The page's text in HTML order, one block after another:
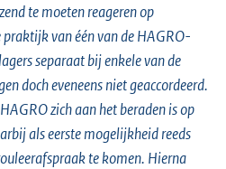
te moeten reageren op
van één van de HAGRO-
separaat bij enkele van de
doch eveneens niet geaccordeerd.
zich aan het beraden is op
als eerste mogelijkheid reeds
te komen. Hierna